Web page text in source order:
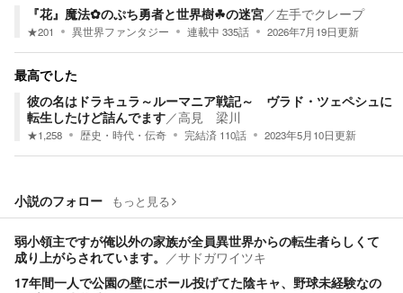
『花』魔法✿のぷち勇者と世界樹☘の迷宮／左手でクレープ
★201 異世界ファンタジー 連載中 335話 2026年7月19日更新
最高でした
彼の名はドラキュラ～ルーマニア戦記～ ヴラド・ツェペシュに
転生したけど詰んでます／高見 梁川
★1,258 歴史・時代・伝奇 完結済 110話 2023年5月10日更新
小説のフォロー もっと見る
弱小領主ですが俺以外の家族が全員異世界からの転生者らしくて
成り上がらされています。 ／サドガワイツキ
17年間一人で公園の壁にボール投げてた陰キャ、野球未経験なの